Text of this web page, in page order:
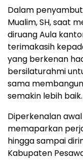
Dalam
Mualim, SH, saat
diruang Aula
terimakasih
yang berkenan
bersilaturahmi
sama
semakin lebih baik.
Diperkenalan
memaparkan
hingga sampai
Kabupaten